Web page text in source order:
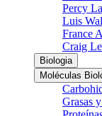
Percy
Luis
France
Craig
Biologia
Moléculas
Grasas